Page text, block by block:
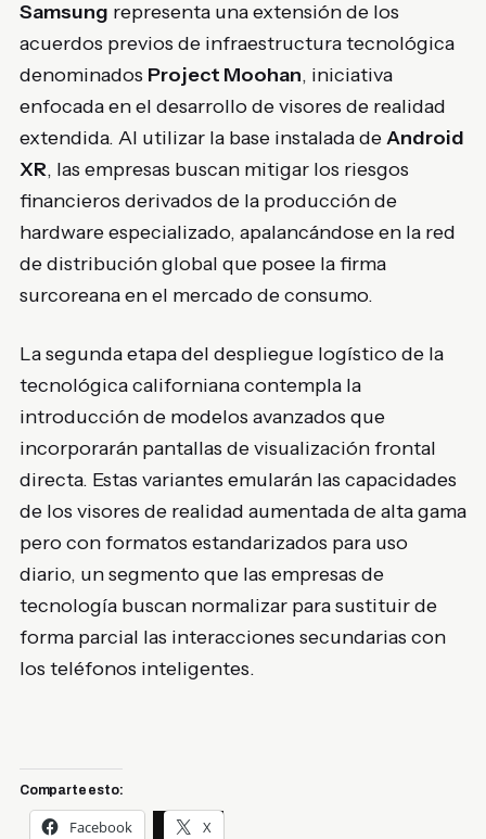
Samsung representa una extensión de los
acuerdos previos de infraestructura tecnológica
denominados Project Moohan, iniciativa
enfocada en el desarrollo de visores de realidad
extendida. Al utilizar la base instalada deAndroid
XR, las empresas buscan mitigar los riesgos
financieros derivados de la producción de
hardware especializado, apalancándose en la red
de distribución global que posee la firma
surcoreana en el mercado de consumo.
La segunda etapa del despliegue logístico de la
tecnológica californiana contempla la
introducción de modelos avanzados que
incorporarán pantallas de visualización frontal
directa. Estas variantes emularán las capacidades
de los visores de realidad aumentada de alta gama
pero con formatos estandarizados para uso
diario, un segmento que las empresas de
tecnología buscan normalizar para sustituir de
forma parcial las interacciones secundarias con
los teléfonos inteligentes.
Comparte esto:
Facebook X